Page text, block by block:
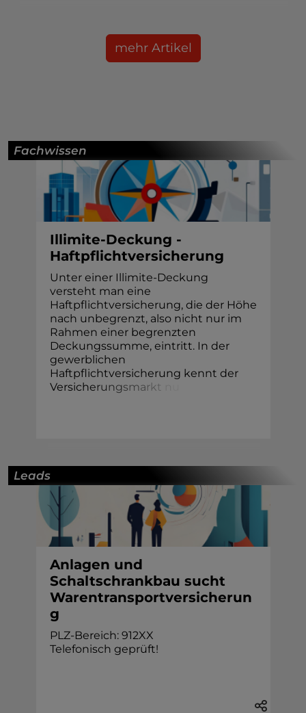
mehr Artikel
Fachwissen
Illimite-Deckung -
Haftpflichtversicherung
Unter einer Illimite-Deckung
versteht man eine
Haftpflichtversicherung, die der Höhe
nach unbegrenzt, also nicht nur im
Rahmen einer begrenzten
Deckungssumme, eintritt. In der
gewerblichen
Haftpflichtversicherung kennt der
Versicherungsmarkt
Leads
Anlagen und
Schaltschrankbau sucht
Warentransportversicherun
g
PLZ-Bereich: 912XX
Telefonisch geprüft!